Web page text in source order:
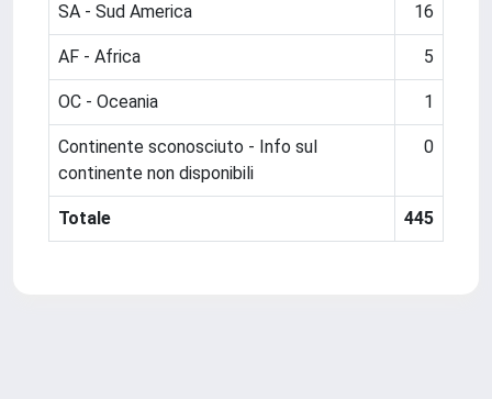
SA - Sud America 16
AF - Africa 5
OC - Oceania 1
Continente sconosciuto - Info sul
continente non disponibili
0
Totale 445